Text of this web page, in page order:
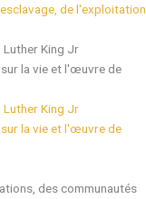
de l'exploitation
Luther King Jr
la vie et l'œuvre de
Luther King Jr
la vie et l'œuvre de
des communautés